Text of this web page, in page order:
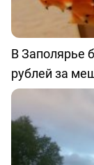
В Заполярье
рублей за